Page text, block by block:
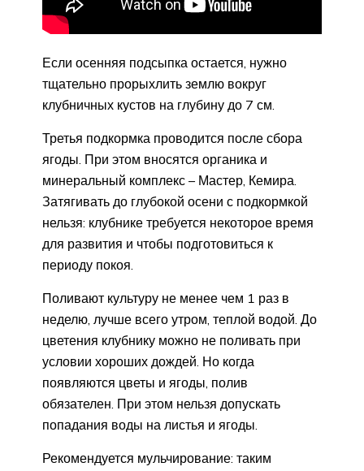
Если осенняя подсыпка остается, нужно
тщательно прорыхлить землю вокруг
клубничных кустов на глубину до 7 см.
Третья подкормка проводится после сбора
ягоды. При этом вносятся органика и
минеральный комплекс – Мастер, Кемира.
Затягивать до глубокой осени с подкормкой
нельзя: клубнике требуется некоторое время
для развития и чтобы подготовиться к
периоду покоя.
Поливают культуру не менее чем 1 раз в
неделю, лучше всего утром, теплой водой. До
цветения клубнику можно не поливать при
условии хороших дождей. Но когда
появляются цветы и ягоды, полив
обязателен. При этом нельзя допускать
попадания воды на листья и ягоды.
Рекомендуется мульчирование: таким